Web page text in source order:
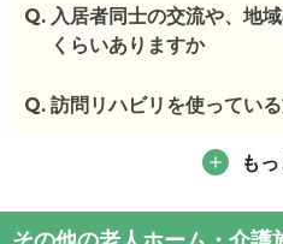
昼食夕食前に機能訓練した
Q. 入居者同士の交流や、地
くらいありますか
町内会のお子様七夕ハロウ
(回答者: 施設担当者,回答日: 2024/
Q. 訪問リハビリを使ってい
特定施設になるので医療保
(回答者: 施設担当者,回答日: 2024/
も